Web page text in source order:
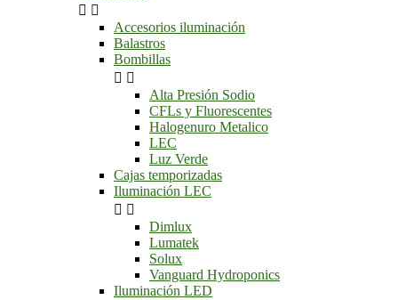
 
Accesorios iluminación
Balastros
Bombillas
 
Alta Presión Sodio
CFLs y Fluorescentes
Halogenuro Metalico
LEC
Luz Verde
Cajas temporizadas
Iluminación LEC
 
Dimlux
Lumatek
Solux
Vanguard Hydroponics
Iluminación LED